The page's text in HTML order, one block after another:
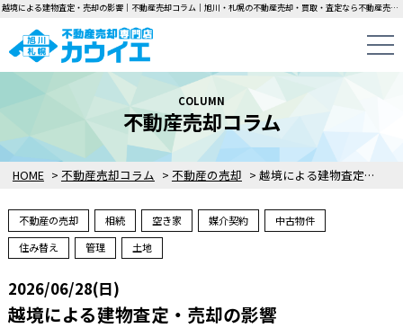
越境による建物査定・売却の影響｜不動産売却コラム｜旭川・札幌の不動産売却・買取・査定なら不動産売却専門店カウイエにお任せください！中古一戸建て・マンション・土地の即日無料査定・即金買取を行っています！
HOME > 不動産売却コラム > 不動産の売却 > 越境による建物査定・売却の影響
COLUMN
不動産売却コラム
不動産の売却 相続 空き家 媒介契約
中古物件
住み替え
管理 土地
2026/06/28(日)
越境による建物査定・売却の影響